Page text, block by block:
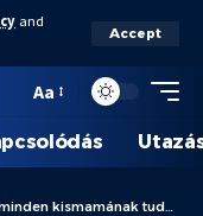
and
Accept
Aa
tudnia kell a koffeinről!